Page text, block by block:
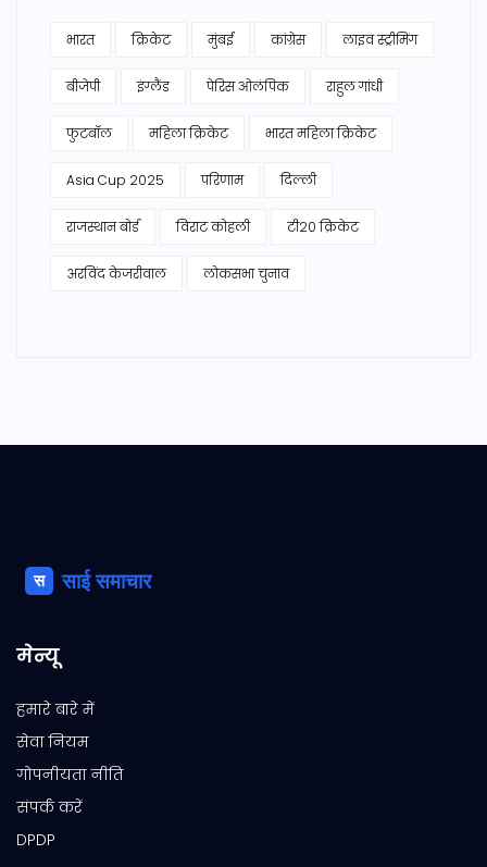
भारत क्रिकेट मुंबई कांग्रेस लाइव स्ट्रीमिंग
बीजेपी इंग्लैंड पेरिस ओलंपिक राहुल गांधी
फुटबॉल महिला क्रिकेट भारत महिला क्रिकेट
Asia Cup 2025 परिणाम दिल्ली
राजस्थान बोर्ड विराट कोहली टी20 क्रिकेट
अरविंद केजरीवाल लोकसभा चुनाव
मेन्यू
हमारे बारे में
सेवा नियम
गोपनीयता नीति
संपर्क करें
DPDP